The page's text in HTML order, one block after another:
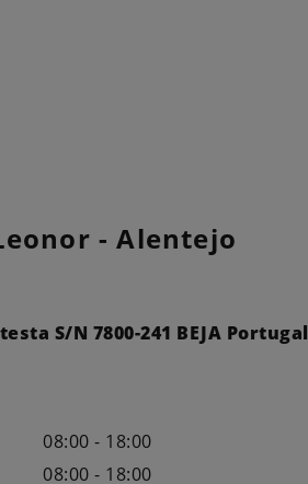
- Alentejo
S/N 7800-241 BEJA Portugal
08:00 - 18:00
08:00 - 18:00